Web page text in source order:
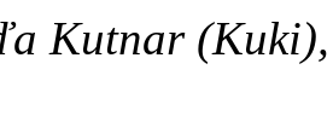
Kutnar